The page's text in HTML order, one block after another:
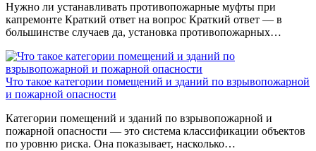
Нужно ли устанавливать противопожарные муфты при
капремонте Краткий ответ на вопрос Краткий ответ — в
большинстве случаев да, установка противопожарных…
Что такое категории помещений и зданий по взрывопожарной
и пожарной опасности
Категории помещений и зданий по взрывопожарной и
пожарной опасности — это система классификации объектов
по уровню риска. Она показывает, насколько…